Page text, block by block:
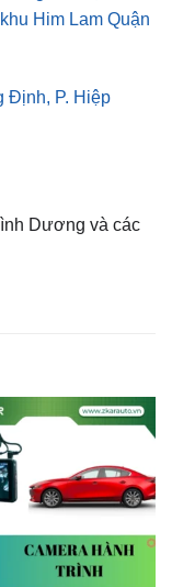
Dương và các
MAZDA 3